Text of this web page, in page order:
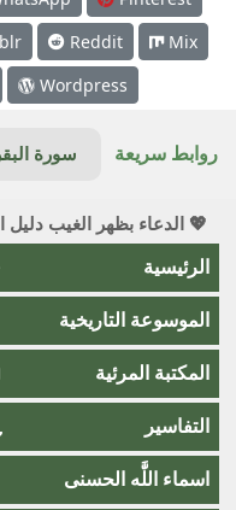
Reddit
Mix
Wordpress
روابط سريعة سورة
💖 الدعاء بظهر الغيب
الرئيسية
الموسوعة التاريخية
المكتبة المرئية
التفاسير
اسماء اللَّٰه الحسنى